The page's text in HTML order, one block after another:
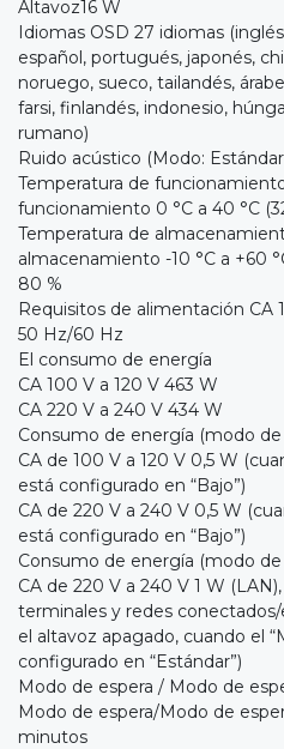
Altavoz16 W
Idiomas OSD 27 idiomas
español, portugués, japonés,
noruego, sueco, tailandés,
farsi, finlandés, indonesio,
rumano)
Ruido acústico (Modo:
Temperatura de
funcionamiento 0 °C a 40 °C
Temperatura de
almacenamiento -10 °C a +60
80 %
Requisitos de alimentación CA
50 Hz/60 Hz
El consumo de energía
CA 100 V a 120 V 463 W
CA 220 V a 240 V 434 W
Consumo de energía (modo de
CA de 100 V a 120 V 0,5 W
está configurado en “Bajo”)
CA de 220 V a 240 V 0,5 W
está configurado en “Bajo”)
Consumo de energía (modo de
CA de 220 V a 240 V 1 W
terminales y redes
el altavoz apagado, cuando el
configurado en “Estándar”)
Modo de espera / Modo de
Modo de espera/Modo de
minutos